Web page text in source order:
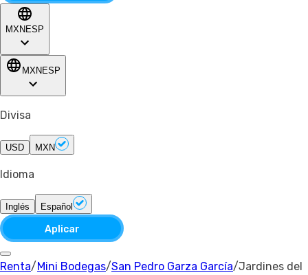
MXN ESP
MXN ESP
Divisa
USD MXN
Idioma
Inglés Español
Aplicar
Renta/ Mini Bodegas/San Pedro Garza García/Jardines del